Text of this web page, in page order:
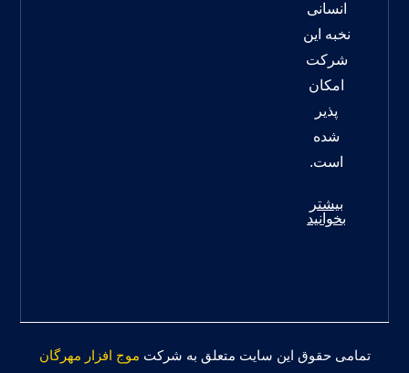
انسانی
نخبه این
شرکت
امکان
پذیر
شده
است.
بیشتر
بخوانید
تمامی حقوق این سایت متعلق به شرکت موج افزار مهرگان